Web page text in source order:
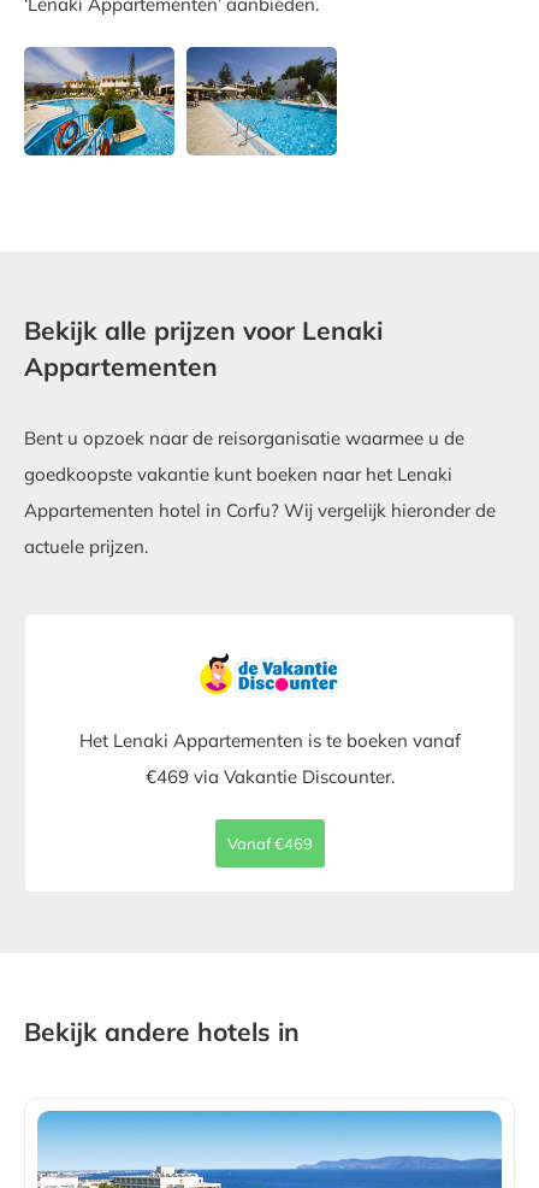
Bekijk alle prijzen voor Lenaki
Appartementen
Bent u opzoek naar de reisorganisatie waarmee u de
goedkoopste vakantie kunt boeken naar het Lenaki
Appartementen hotel in Corfu? Wij vergelijk hieronder de
actuele prijzen.
Het Lenaki Appartementen is te boeken vanaf
€469 via Vakantie Discounter.
Vanaf €469
Bekijk andere hotels in